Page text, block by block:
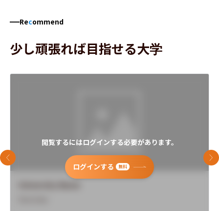
Recommend
少し頑張れば目指せる大学
閲覧するにはログインする必要があります。
ログインする 無料
前のスライド 次